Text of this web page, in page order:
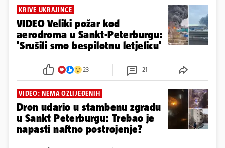
KRIVE UKRAJINCE
VIDEO Veliki požar kod
aerodroma u Sankt-Peterburgu:
'Srušili smo bespilotnu letjelicu'
23 21
VIDEO: NEMA OZLIJEĐENIH
Dron udario u stambenu zgradu
u Sankt Peterburgu: Trebao je
napasti naftno postrojenje?